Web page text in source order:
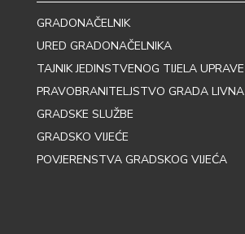
GRADONAČELNIK
URED GRADONAČELNIKA
TAJNIK JEDINSTVENOG TIJELA UPRAVE
PRAVOBRANITELJSTVO GRADA LIVNA
GRADSKE SLUŽBE
GRADSKO VIJEĆE
POVJERENSTVA GRADSKOG VIJEĆA